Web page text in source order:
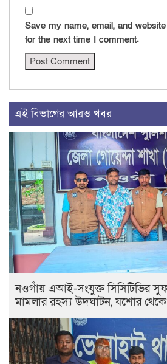
Save my name, email, and
for the next time I comment.
এই বিভাগের আরও খবর
নওগাঁয় এআই-সংযুক্ত সিসিটিভির
মামলার রহস্য উদঘাটন, যশোর থেকে